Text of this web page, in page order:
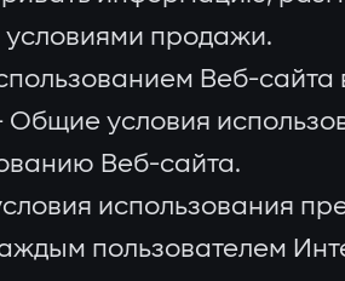
продажи.
Веб-
Общие условия
Веб-сайта.
использования
пользователем